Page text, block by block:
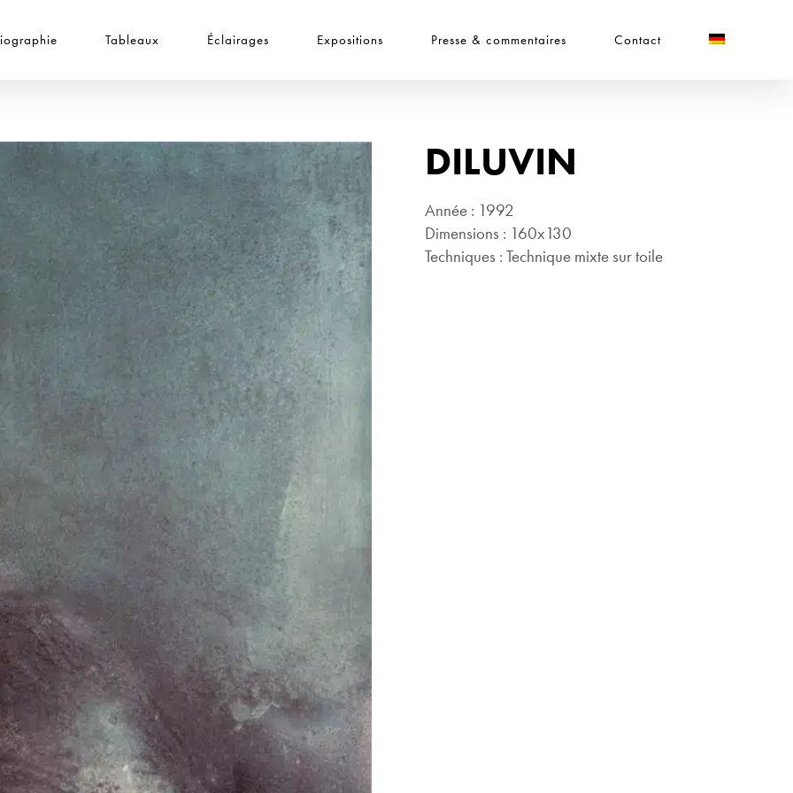
Tableaux Éclairages Expositions Presse & commentaires Contact
DILUVIN
Année : 1992
Dimensions : 160x130
Techniques : Technique mixte sur toile